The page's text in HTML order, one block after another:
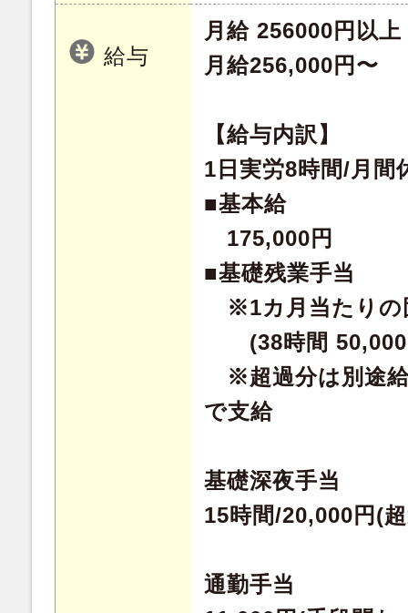
給与
月給 256000円以上
月給256,000円〜
【給与内訳】
1日実労8時間/月間
■基本給
175,000円
■基礎残業手当
※1カ月当たりの
(38時間 50,000
※超過分は別途
で支給
基礎深夜手当
15時間/20,000円(
通勤手当